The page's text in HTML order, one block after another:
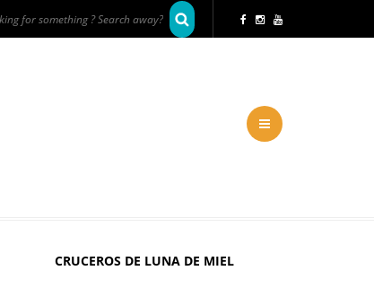
CRUCEROS DE LUNA DE MIEL